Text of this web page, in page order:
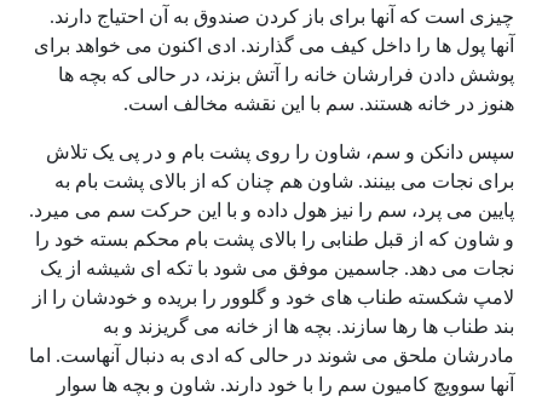
چیزی است که آنها برای باز کردن صندوق به آن احتیاج دارند.
آنها پول ها را داخل کیف می گذارند. ادی اکنون می خواهد برای
پوشش دادن فرارشان خانه را آتش بزند، در حالی که بچه ها
هنوز در خانه هستند. سم با این نقشه مخالف است.
سپس دانکن و سم، شاون را روی پشت بام و در پی یک تلاش
برای نجات می بینند. شاون هم چنان که از بالای پشت بام به
پایین می پرد، سم را نیز هول داده و با این حرکت سم می میرد.
و شاون که از قبل طنابی را بالای پشت بام محکم بسته خود را
نجات می دهد. جاسمین موفق می شود با تکه ای شیشه از یک
لامپ شکسته طناب های خود و گلوور را بریده و خودشان را از
بند طناب ها رها سازند. بچه ها از خانه می گریزند و به
مادرشان ملحق می شوند در حالی که ادی به دنبال آنهاست. اما
آنها سوویچ کامیون سم را با خود دارند. شاون و بچه ها سوار